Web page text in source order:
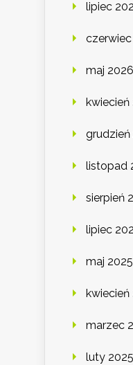
lipiec
maj 2026
kwiecień
grudzień
listopad
sierpień
lipiec
maj 2025
kwiecień
marzec
luty 2025